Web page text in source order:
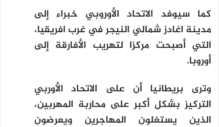
كما سيوفد الاتحاد الأوروبي خبراء إلى
مدينة اغادز شمالي النيجر في غرب افريقيا،
التي أصبحت مركزا لتهريب الأفارقة إلى
أوروبا.
وترى بريطانيا أن على الاتحاد الأوربي
التركيز بشكل أكبر على محاربة المهربين،
الذين يستغلون المهاجرين ويعرضون